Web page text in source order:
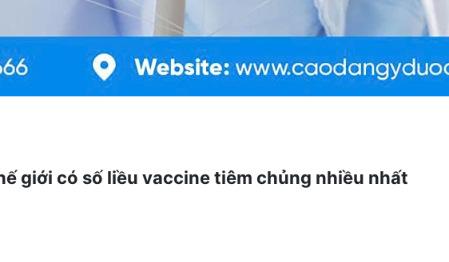
giới có số liều vaccine tiêm chủng nhiều nhất